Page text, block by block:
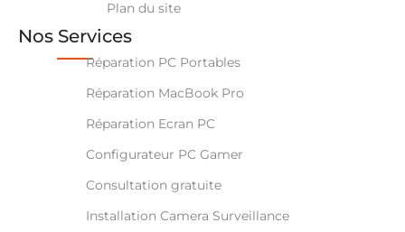
Plan du site
Nos Services
Réparation PC Portables
Réparation MacBook Pro
Réparation Ecran PC
Configurateur PC Gamer
Consultation gratuite
Installation Camera Surveillance